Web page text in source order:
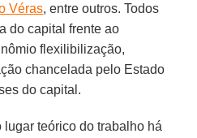
Véras, entre outros. Todos
do capital frente ao
flexilibilização,
chancelada pelo Estado
do capital.
teórico do trabalho há